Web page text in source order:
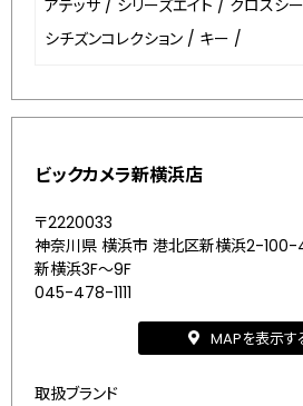
アテッサ / シリーズエイト / クロスシー
シチズンコレクション / キー /
ビックカメラ新横浜店
〒2220033
神奈川県 横浜市 港北区新横浜2-100-
新横浜3F～9F
045-478-1111
MAPを表示す
取扱ブランド